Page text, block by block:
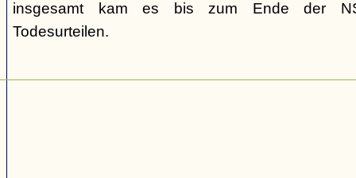
insgesamt kam es bis zum Ende der
Todesurteilen.